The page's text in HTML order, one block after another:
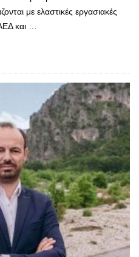
με ελαστικές εργασιακές
και …